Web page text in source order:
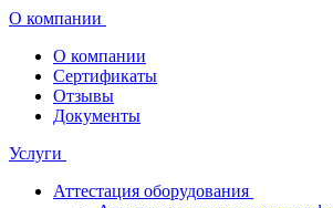
О компании
О компании
Сертификаты
Отзывы
Документы
Услуги
Аттестация оборудования